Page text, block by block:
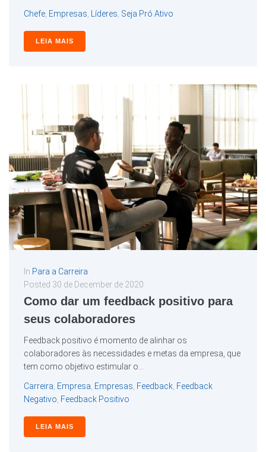
Chefe Empresas Líderes Seja Pró Ativo
LEIA MAIS
In Para a Carreira
Posted 30 de December de 2020
Como dar um feedback positivo para
seus colaboradores
Feedback positivo é momento de alinhar os
colaboradores às necessidades e metas da empresa, que
tem como objetivo estimular o...
Carreira Empresa Empresas Feedback Feedback
Negativo Feedback Positivo
LEIA MAIS